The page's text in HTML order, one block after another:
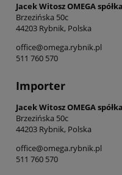
Jacek Witosz OMEGA
Brzezińska 50c
44203 Rybnik, Polska
office@omega.rybnik.pl
511 760 570
Importer
Jacek Witosz OMEGA
Brzezińska 50c
44203 Rybnik, Polska
office@omega.rybnik.pl
511 760 570